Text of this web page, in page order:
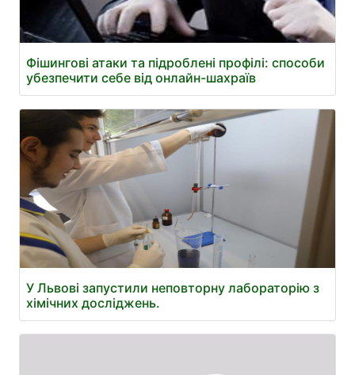
Фішингові атаки та підроблені профілі: способи
убезпечити себе від онлайн-шахраїв
У Львові запустили неповторну лабораторію з
хімічних досліджень.